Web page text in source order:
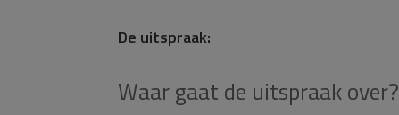
De uitspraak:
Waar gaat de uitspraak over?